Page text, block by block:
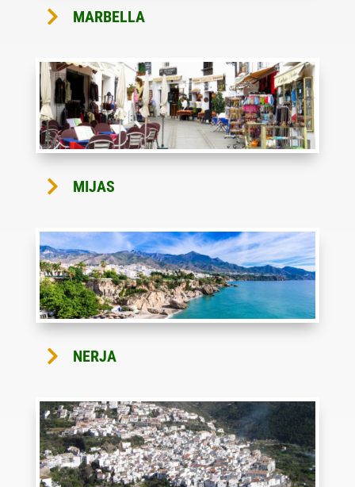
 MARBELLA
 MIJAS
 NERJA